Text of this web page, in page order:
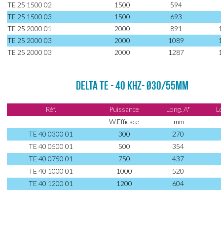
TUNNEL DE LAVAGE DES MÉTAUX MULTISTADE POUR PIÈCE MÉCANIQUES
PISTOLET PEINTURE
LAVEUR AUTOMATIQUE 1 PISTOLET EVO 1
LAVEUR AUTOMATIQUE ET MANUEL 2 PISTOLETS AVEC HOTTE EVO 7
PRODUIT DE NETTOYAGE ECO-RESPONSABLE SANS CMR - NETO
PRODUIT DE NETTOYAGE ECO-RESPONSABLE 100% VEGETAL - NETO
TE 25 1500 02
1500 594
TE 25 1500 03
1500 693
TE 25 2000 01
2000 891
TE 25 2000 03
2000 1089
TE 25 2000 03
2000 1287
DELTA TE - 40 khz- Ø30/55mm
Réf. Puissance Long. A*
W.Efficace
mm
TE 40 0300 01
300
270
TE 40 0500 01
500
354
TE 40 0750 01
750
437
TE 40 1000 01
1000
520
TE 40 1200 01
1200 604